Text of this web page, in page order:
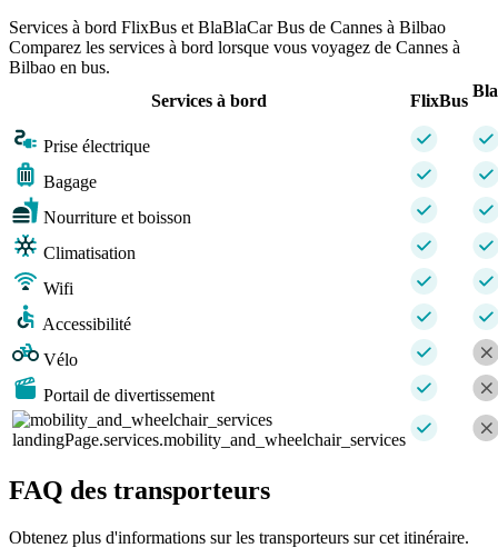
Services à bord FlixBus et BlaBlaCar Bus de Cannes à Bilbao
Comparez les services à bord lorsque vous voyagez de Cannes à
Bilbao en bus.
Services à bord
FlixBus
Prise électrique
Bagage
Nourriture et boisson
Climatisation
Wifi
Accessibilité
Vélo
Portail de divertissement
landingPage.services.mobility_and_wheelchair_services
FAQ des transporteurs
Obtenez plus d'informations sur les transporteurs sur cet itinéraire.